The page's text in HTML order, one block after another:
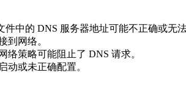
件中的 DNS 服务器地址可能不正确或无法
到网络。
络策略可能阻止了 DNS 请求。
动或未正确配置。